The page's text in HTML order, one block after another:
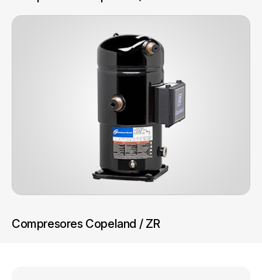
Compresores Copeland / ZR